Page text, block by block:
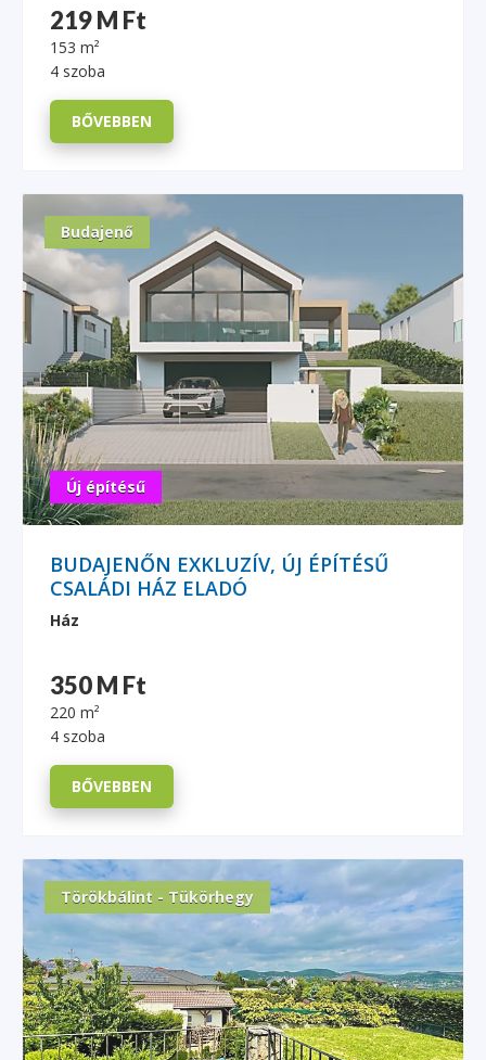
219 M Ft
153 m²
4 szoba
BŐVEBBEN
Budajenő
Új építésű
BUDAJENŐN EXKLUZÍV, ÚJ ÉPÍTÉSŰ
CSALÁDI HÁZ ELADÓ
Ház
350 M Ft
220 m²
4 szoba
BŐVEBBEN
Törökbálint - Tükörhegy